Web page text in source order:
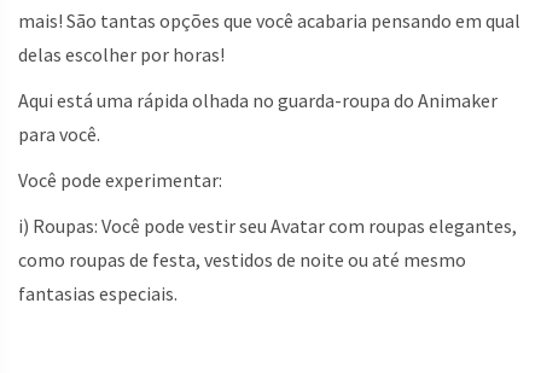
mais! São tantas opções que você acabaria pensando em qual
delas escolher por horas!
Aqui está uma rápida olhada no guarda-roupa do Animaker
para você.
Você pode experimentar:
i) Roupas: Você pode vestir seu Avatar com roupas elegantes,
como roupas de festa, vestidos de noite ou até mesmo
fantasias especiais.